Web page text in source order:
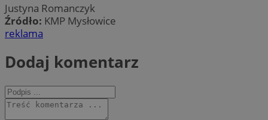
Justyna Romanczyk
Źródło: KMP Mysłowice
reklama
Dodaj komentarz